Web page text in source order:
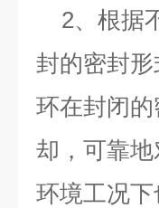
2、 根据
封的密封
环在封闭
却，可靠
环境工况下